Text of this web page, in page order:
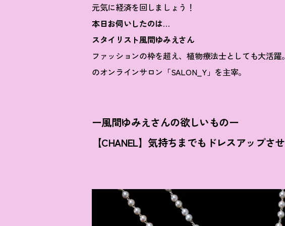
元気に経済を回しましょう ！
本日お伺いしたのは…
スタイリスト風間ゆみえさん
ファッションの枠を超え、植物療法士としても大活
のオンラインサロン「SALON_Y」を主宰。
ー風間ゆみえさんの欲しいものー
【CHANEL】気持ちまでもドレスアップさ